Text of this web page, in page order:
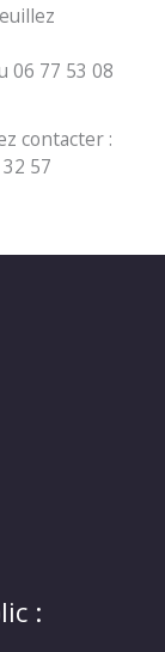
06 77 53 08
contacter :
57
: